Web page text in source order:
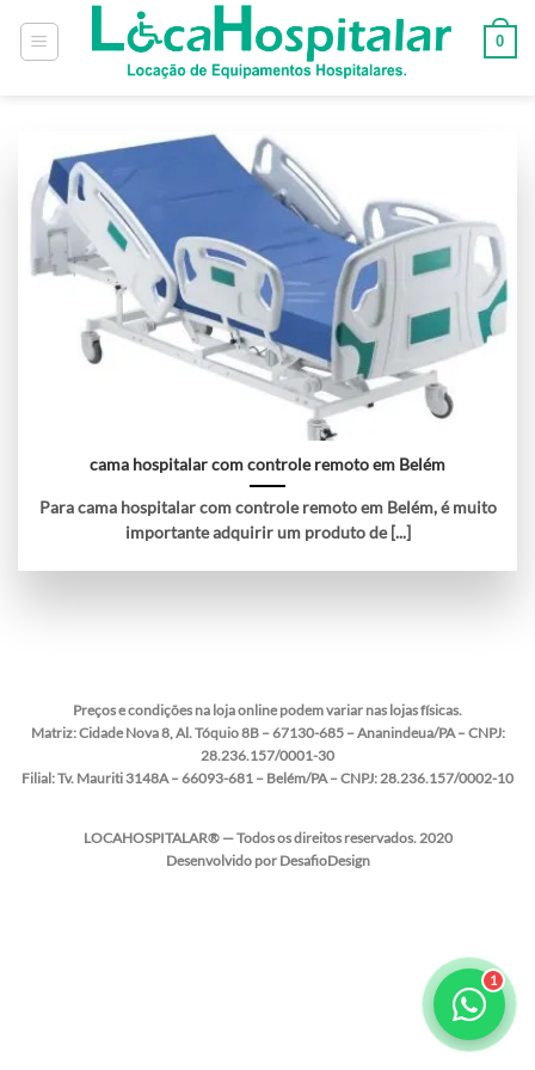
0
cama hospitalar com controle remoto em Belém
Para cama hospitalar com controle remoto em Belém, é muito
importante adquirir um produto de [...]
Preços e condições na loja online podem variar nas lojas físicas.
Matriz:Cidade Nova 8, Al. Tóquio 8B – 67130-685 – Ananindeua/PA – CNPJ:
28.236.157/0001-30
Filial:Tv. Mauriti 3148A – 66093-681 – Belém/PA – CNPJ: 28.236.157/0002-10
LOCAHOSPITALAR® — Todos os direitos reservados. 2020
Desenvolvido por DesafioDesign